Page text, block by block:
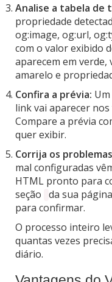
Analise a tabela de
propriedade
og:image, og:url,
com o valor exibido
aparecem em
amarelo e
Confira a prévia:
link vai aparecer nos
Compare a prévia
quer exibir.
Corrija os
mal configuradas
HTML pronto para
seção da sua
para confirmar.
O processo inteiro
quantas vezes
diário.